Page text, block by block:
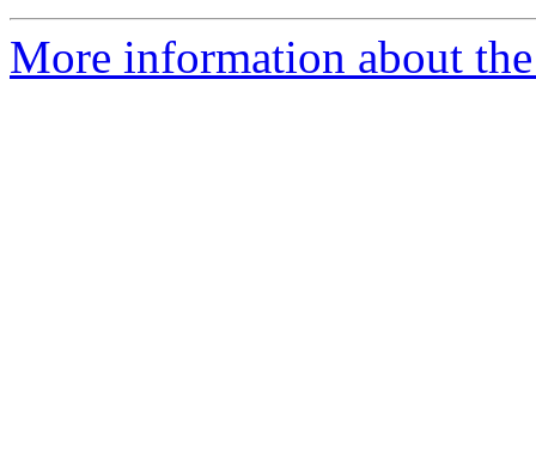
More information about